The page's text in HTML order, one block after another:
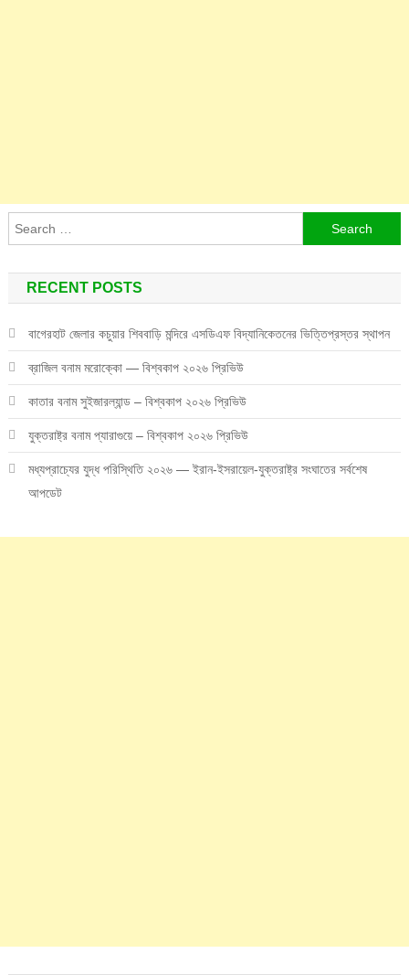
Search
for:
RECENT POSTS
বাগেরহাট জেলার কচুয়ার শিববাড়ি মন্দিরে এসডিএফ বিদ্যানিকেতনের ভিত্তিপ্রস্তর স্থাপন
ব্রাজিল বনাম মরোক্কো — বিশ্বকাপ ২০২৬ প্রিভিউ
কাতার বনাম সুইজারল্যান্ড – বিশ্বকাপ ২০২৬ প্রিভিউ
যুক্তরাষ্ট্র বনাম প্যারাগুয়ে – বিশ্বকাপ ২০২৬ প্রিভিউ
মধ্যপ্রাচ্যের যুদ্ধ পরিস্থিতি ২০২৬ — ইরান-ইসরায়েল-যুক্তরাষ্ট্র সংঘাতের সর্বশেষ
আপডেট